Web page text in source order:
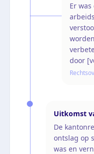
Er
door
Uitkomst
De
ontslag op
was en